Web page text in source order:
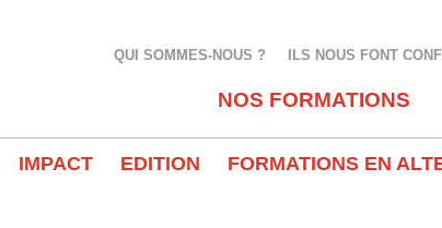
QUI SOMMES-NOUS ? ILS NOUS FONT
NOS FORMATIONS
IMPACT EDITION FORMATIONS EN